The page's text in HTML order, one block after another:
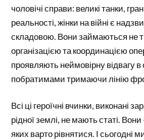
чоловічі справи: великі танки,
реальності, жінки на війні є
складовою. Вони займаються не
організацією та координацією
проявляють неймовірну відвагу в
побратимами тримаючи лінію
Всі ці героїчні вчинки, виконані
рідної землі, не мають статі. Вони
яких варто рівнятися. І сьогодні